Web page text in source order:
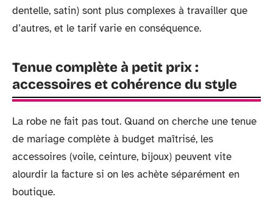
dentelle, satin) sont plus complexes à travailler que
d’autres, et le tarif varie en conséquence.
Tenue complète à petit prix :
accessoires et cohérence du style
La robe ne fait pas tout. Quand on cherche une tenue
de mariage complète à budget maîtrisé, les
accessoires (voile, ceinture, bijoux) peuvent vite
alourdir la facture si on les achète séparément en
boutique.